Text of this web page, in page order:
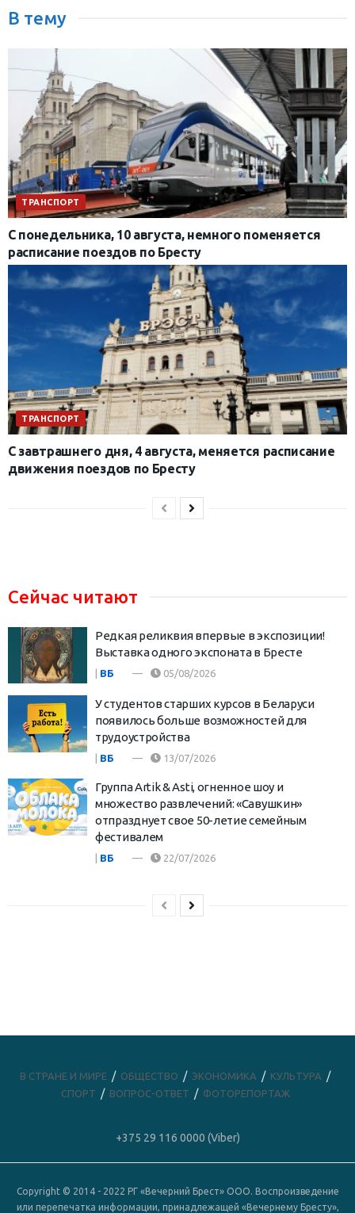
В тему
ТРАНСПОРТ
С понедельника, 10 августа, немного поменяется
расписание поездов по Бресту
ТРАНСПОРТ
С завтрашнего дня, 4 августа, меняется расписание
движения поездов по Бресту
Сейчас читают
Редкая реликвия впервые в экспозиции!
Выставка одного экспоната в Бресте
| ВБ 05/08/2026
У студентов старших курсов в Беларуси
появилось больше возможностей для
трудоустройства
ВБ 13/07/2026
Группа Artik & Asti, огненное шоу и
множество развлечений: «Савушкин»
отпразднует свое 50-летие семейным
фестивалем
ВБ 22/07/2026
В СТРАНЕ И МИРЕ ОБЩЕСТВО ЭКОНОМИКА
КУЛЬТУРА
СПОРТ
ВОПРОС-ОТВЕТ ФОТОРЕПОРТАЖ
+375 29 116 0000 (Viber)
Copyright © 2014 - 2022 РГ «Вечерний Брест» ООО. Воспроизведение
или перепечатка информации, принадлежащей «Вечернему Бресту»,